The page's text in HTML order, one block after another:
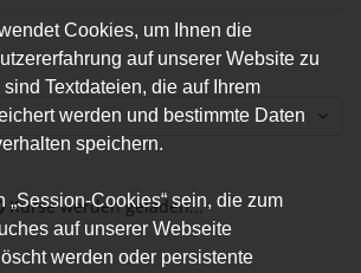
Cookies, um Ihnen die
auf unserer Website zu
Textdateien, die auf Ihrem
werden und bestimmte Daten
speichern.
„Session-Cookies“ sein, die zum
auf unserer Webseite
werden oder persistente
Kurse werden geladen...